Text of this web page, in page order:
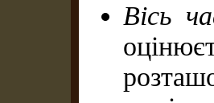
Вісь